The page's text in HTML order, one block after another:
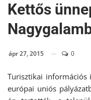
Kettős
ápr 27, 2015 0
Turisztikai információs
európai uniós